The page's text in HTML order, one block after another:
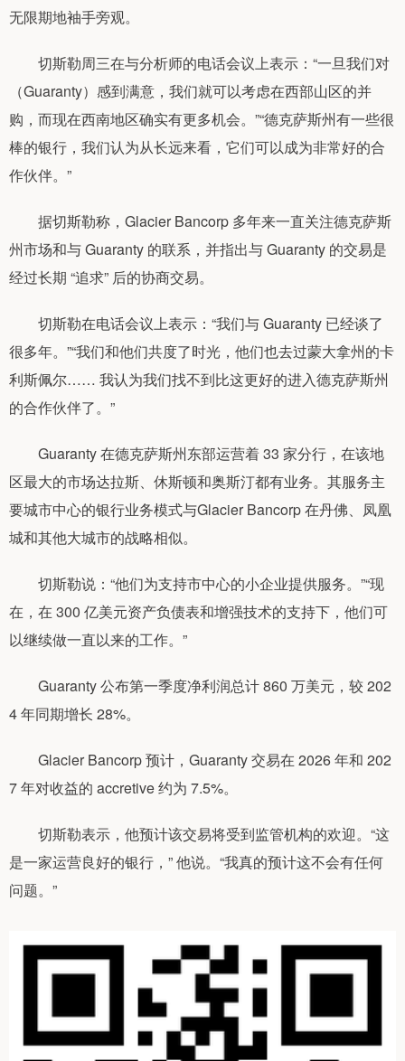
无限期地袖手旁观。
切斯勒周三在与分析师的电话会议上表示：“一旦我们对
（Guaranty）感到满意，我们就可以考虑在西部山区的并
购，而现在西南地区确实有更多机会。”“德克萨斯州有一些很
棒的银行，我们认为从长远来看，它们可以成为非常好的合
作伙伴。”
据切斯勒称，Glacier Bancorp 多年来一直关注德克萨斯
州市场和与 Guaranty 的联系，并指出与 Guaranty 的交易是
经过长期 “追求” 后的协商交易。
切斯勒在电话会议上表示：“我们与 Guaranty 已经谈了
很多年。”“我们和他们共度了时光，他们也去过蒙大拿州的卡
利斯佩尔…… 我认为我们找不到比这更好的进入德克萨斯州
的合作伙伴了。”
Guaranty 在德克萨斯州东部运营着 33 家分行，在该地
区最大的市场达拉斯、休斯顿和奥斯汀都有业务。其服务主
要城市中心的银行业务模式与Glacier Bancorp 在丹佛、凤凰
城和其他大城市的战略相似。
切斯勒说：“他们为支持市中心的小企业提供服务。”“现
在，在 300 亿美元资产负债表和增强技术的支持下，他们可
以继续做一直以来的工作。”
Guaranty 公布第一季度净利润总计 860 万美元，较 202
4 年同期增长 28%。
Glacier Bancorp 预计，Guaranty 交易在 2026 年和 202
7 年对收益的 accretive 约为 7.5%。
切斯勒表示，他预计该交易将受到监管机构的欢迎。“这
是一家运营良好的银行，” 他说。“我真的预计这不会有任何
问题。”